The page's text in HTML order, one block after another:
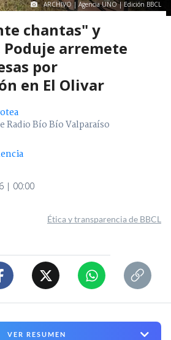
ARCHIVO | Agencia UNO | Edición BBCL
chantas" y
arremete
por
en El Olivar
Radio Bío Bío Valparaíso
| 00:00
Ética y transparencia de BBCL
VER RESUMEN